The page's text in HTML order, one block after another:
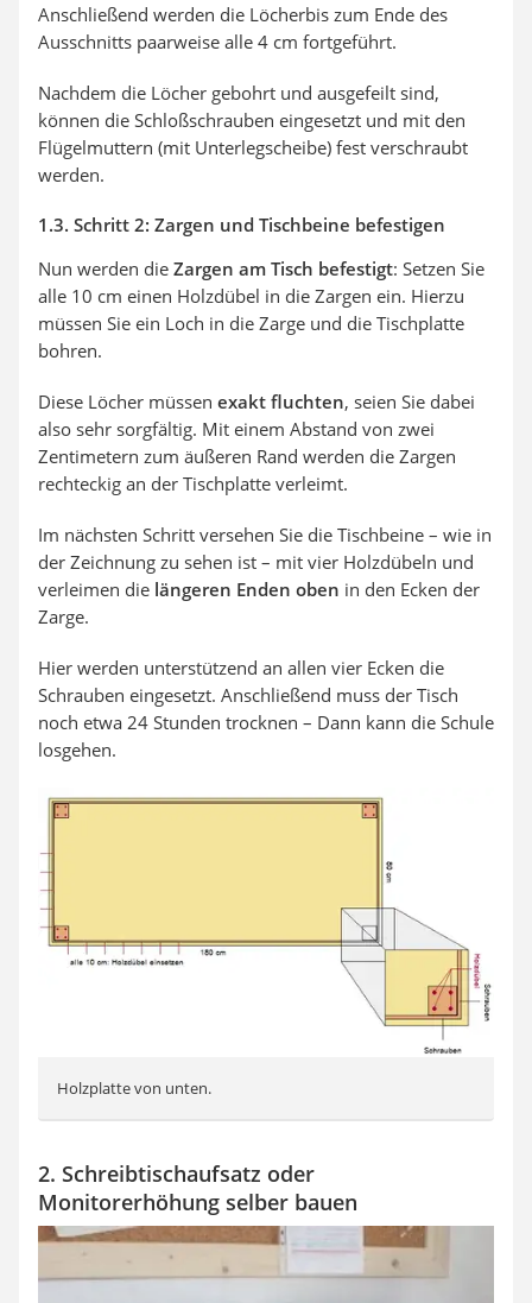
Anschließend werden die Löcherbis zum Ende des
Ausschnitts paarweise alle 4 cm fortgeführt.
Nachdem die Löcher gebohrt und ausgefeilt sind,
können die Schloßschrauben eingesetzt und mit den
Flügelmuttern (mit Unterlegscheibe) fest verschraubt
werden.
1.3. Schritt 2: Zargen und Tischbeine befestigen
Nun werden die Zargen am Tisch befestigt: Setzen Sie
alle 10 cm einen Holzdübel in die Zargen ein. Hierzu
müssen Sie ein Loch in die Zarge und die Tischplatte
bohren.
Diese Löcher müssen exakt fluchten, seien Sie dabei
also sehr sorgfältig. Mit einem Abstand von zwei
Zentimetern zum äußeren Rand werden die Zargen
rechteckig an der Tischplatte verleimt.
Im nächsten Schritt versehen Sie die Tischbeine – wie in
der Zeichnung zu sehen ist – mit vier Holzdübeln und
verleimen die längeren Enden oben in den Ecken der
Zarge.
Hier werden unterstützend an allen vier Ecken die
Schrauben eingesetzt. Anschließend muss der Tisch
noch etwa 24 Stunden trocknen – Dann kann die Schule
losgehen.
Holzplatte von unten.
2. Schreibtischaufsatz oder
Monitorerhöhung selber bauen